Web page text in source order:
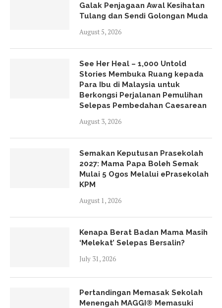
Galak Penjagaan Awal Kesihatan
Tulang dan Sendi Golongan Muda
August 5, 2026
See Her Heal – 1,000 Untold
Stories Membuka Ruang kepada
Para Ibu di Malaysia untuk
Berkongsi Perjalanan Pemulihan
Selepas Pembedahan Caesarean
August 3, 2026
Semakan Keputusan Prasekolah
2027: Mama Papa Boleh Semak
Mulai 5 Ogos Melalui ePrasekolah
KPM
August 1, 2026
Kenapa Berat Badan Mama Masih
‘Melekat’ Selepas Bersalin?
July 31, 2026
Pertandingan Memasak Sekolah
Menengah MAGGI® Memasuki